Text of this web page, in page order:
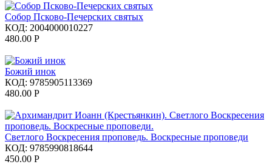
Собор Псково-Печерских святых
КОД: 2004000010227
480.00 Р
Божий инок
КОД: 9785905113369
480.00 Р
Светлого Воскресения проповедь. Воскресные проповеди
КОД: 9785990818644
450.00 Р